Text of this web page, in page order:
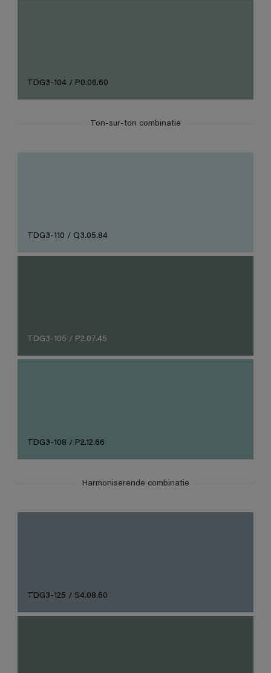
TDG3-104 / P0.06.60
Ton-sur-ton combinatie
TDG3-110 / Q3.05.84
TDG3-105 / P2.07.45
TDG3-108 / P2.12.66
Harmoniserende combinatie
TDG3-125 / S4.08.60